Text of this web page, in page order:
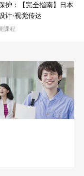
护：【完全指南】日本
计·视觉传达
課程